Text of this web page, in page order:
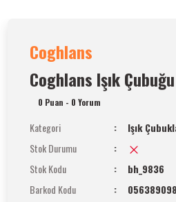
Coghlans
Coghlans Işık
0 Puan - 0 Yorum
Kategori
Işık
Stok Durumu
Stok Kodu
bh_9836
Barkod Kodu